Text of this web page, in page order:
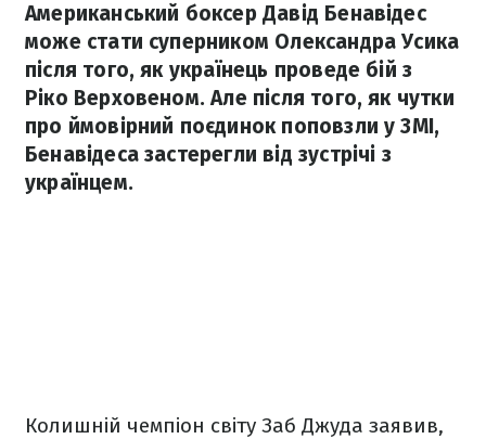
Американський боксер Давід Бенавідес
може стати суперником Олександра Усика
після того, як українець проведе бій з
Ріко Верховеном. Але після того, як чутки
про ймовірний поєдинок поповзли у ЗМІ,
Бенавідеса застерегли від зустрічі з
українцем.
Колишній чемпіон світу Заб Джуда заявив,